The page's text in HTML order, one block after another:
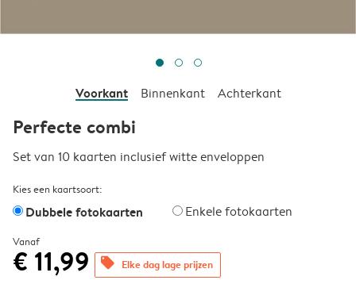
Voorkant Binnenkant Achterkant
Perfecte combi
Set van 10 kaarten inclusief witte enveloppen
Kies een kaartsoort:
Dubbele fotokaarten Enkele fotokaarten
Vanaf
€ 11,99 offers Elke dag lage prijzen